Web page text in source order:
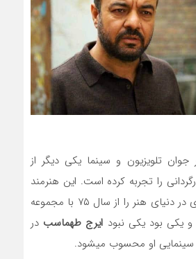
جوان تلویزیون و سینما یکی دیگر از
را تجربه کرده است. این هنرمند
هنر را از سال ۷۵ با مجموعه
و یکی بود یکی نبود ایرج طهماسب در